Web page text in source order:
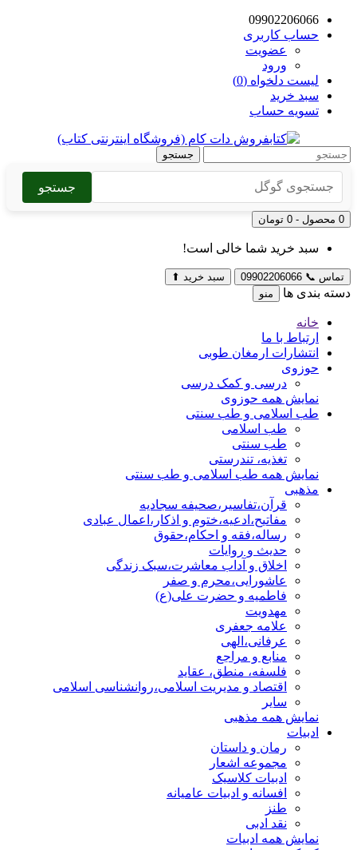
09902206066
حساب کاربری
عضویت
ورود
لیست دلخواه (0)
سبد خرید
تسویه حساب
جستجو
جستجو
0 محصول - 0 تومان
سبد خرید شما خالی است!
تماس 📞
09902206066 سبد خرید ⬆
دسته بندی ها منو
خانه
ارتباط با ما
انتشارات ارمغان طوبی
حوزوی
درسی و کمک درسی
نمایش همه حوزوی
طب اسلامی و طب سنتی
طب اسلامی
طب سنتی
تغذیه، تندرستی
نمایش همه طب اسلامی و طب سنتی
مذهبی
قرآن،تفاسیر،صحیفه سجادیه
مفاتیح،ادعیه،ختوم و اذکار،اعمال عبادی
رساله،فقه و احکام،حقوق
حدیث و روایات
اخلاق و آداب معاشرت،سبک زندگی
عاشورایی،محرم و صفر
فاطمیه و حضرت علی(ع)
مهدویت
علامه جعفری
عرفانی،الهی
منابع و مراجع
فلسفه، منطق، عقاید
اقتصاد و مدیریت اسلامی،روانشناسی اسلامی
سایر
نمایش همه مذهبی
ادبیات
رمان و داستان
مجموعه اشعار
ادبیات کلاسیک
افسانه و ادبیات عامیانه
طنز
نقد ادبی
نمایش همه ادبیات